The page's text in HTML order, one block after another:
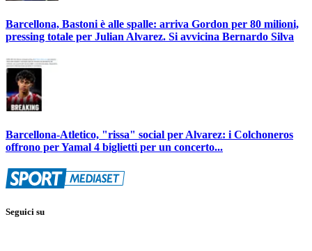
Barcellona, Bastoni è alle spalle: arriva Gordon per 80 milioni,
pressing totale per Julian Alvarez. Si avvicina Bernardo Silva
Barcellona-Atletico, "rissa" social per Alvarez: i Colchoneros
offrono per Yamal 4 biglietti per un concerto...
Seguici su